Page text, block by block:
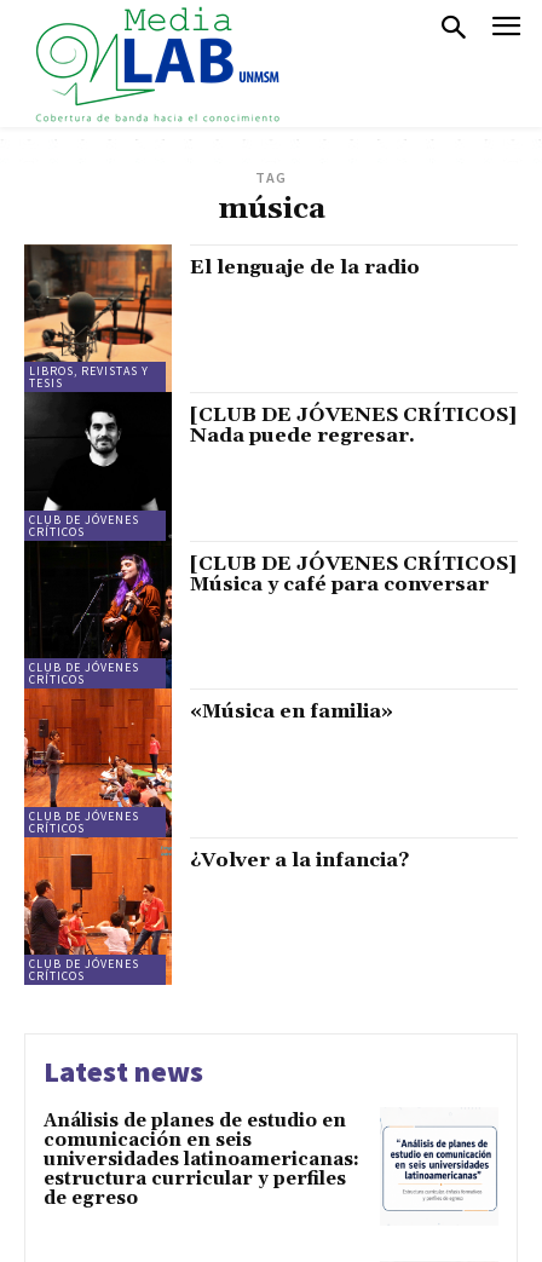
TAG
música
LIBROS, REVISTAS Y
TESIS
El lenguaje de la radio
CLUB DE JÓVENES
CRÍTICOS
[CLUB DE JÓVENES CRÍTICOS]
Nada puede regresar.
CLUB DE JÓVENES
CRÍTICOS
[CLUB DE JÓVENES CRÍTICOS]
Música y café para conversar
CLUB DE JÓVENES
CRÍTICOS
«Música en familia»
CLUB DE JÓVENES
CRÍTICOS
¿Volver a la infancia?
Latest news
Análisis de planes de estudio en
comunicación en seis
universidades latinoamericanas:
estructura curricular y perfiles
de egreso